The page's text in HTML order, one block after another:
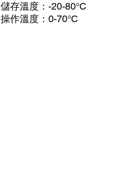
儲存溫度：-20-80°C
操作溫度：0-70°C